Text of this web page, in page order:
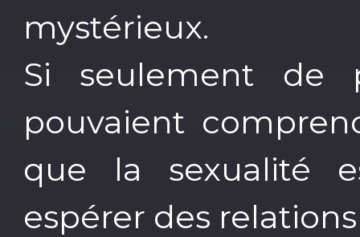
mystérieux.
Si seulement de
pouvaient
que la sexualité
espérer des